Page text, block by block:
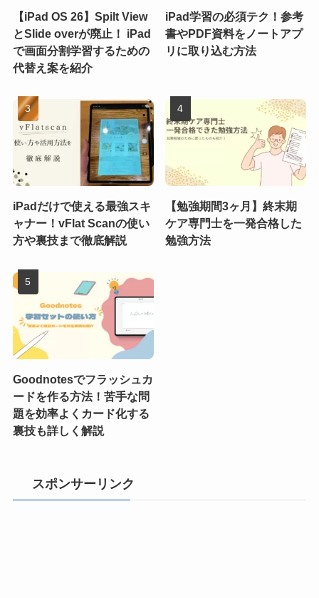
【iPad OS 26】Spilt View
とSlide overが廃止！ iPad
で画面分割学習するための
代替え案を紹介
iPad学習の必須テク！参考
書やPDF資料をノートアプ
リに取り込む方法
iPadだけで使える最強スキ
ャナー！vFlat Scanの使い
方や裏技まで徹底解説
【勉強期間3ヶ月】終末期
ケア専門士を一発合格した
勉強方法
Goodnotesでフラッシュカ
ードを作る方法！苦手な問
題を効率よくカード化する
裏技も詳しく解説
スポンサーリンク